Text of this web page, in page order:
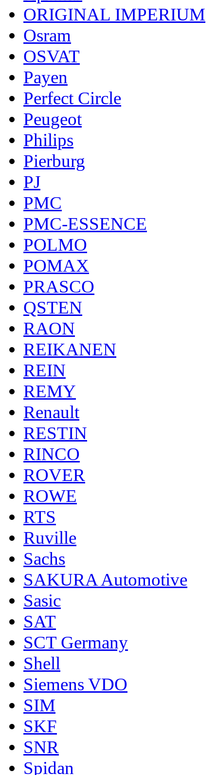
ORIGINAL IMPERIUM
Osram
OSVAT
Payen
Perfect Circle
Peugeot
Philips
Pierburg
PJ
PMC
PMC-ESSENCE
POLMO
POMAX
PRASCO
QSTEN
RAON
REIKANEN
REIN
REMY
Renault
RESTIN
RINCO
ROVER
ROWE
RTS
Ruville
Sachs
SAKURA Automotive
Sasic
SAT
SCT Germany
Shell
Siemens VDO
SIM
SKF
SNR
Spidan